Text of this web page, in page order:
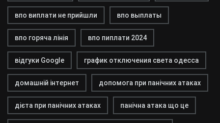
впо виплати не прийшли впо выплаты
впо горяча лінія впо пиплати 2024
відгуки Google график отключения света одесса
домашній інтернет допомога при панічних атаках
дієта при панічних атаках панічна атака що це